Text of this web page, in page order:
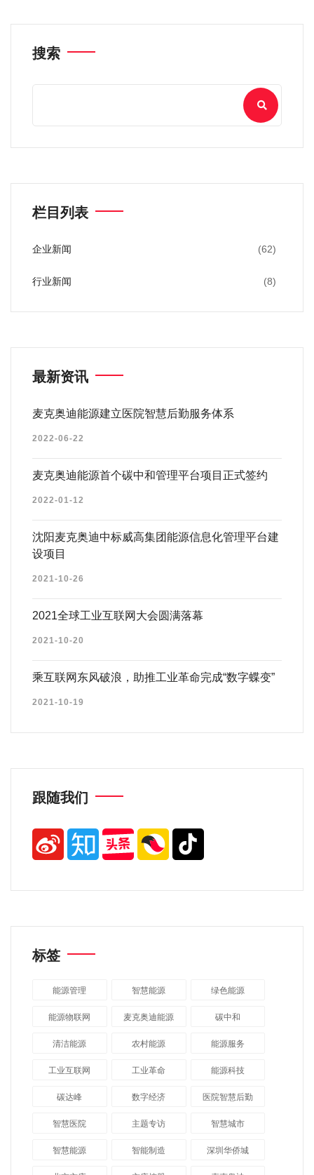
搜索
栏目列表
企业新闻 (62)
行业新闻 (8)
最新资讯
麦克奥迪能源建立医院智慧后勤服务体系
2022-06-22
麦克奥迪能源首个碳中和管理平台项目正式签约
2022-01-12
沈阳麦克奥迪中标威高集团能源信息化管理平台建
设项目
2021-10-26
2021全球工业互联网大会圆满落幕
2021-10-20
乘互联网东风破浪，助推工业革命完成“数字蝶变”
2021-10-19
跟随我们
标签
能源管理 智慧能源 绿色能源
能源物联网 麦克奥迪能源 碳中和
清洁能源 农村能源 能源服务
工业互联网 工业革命 能源科技
碳达峰 数字经济 医院智慧后勤
智慧医院 主题专访 智慧城市
​智慧能源 智能制造 深圳华侨城